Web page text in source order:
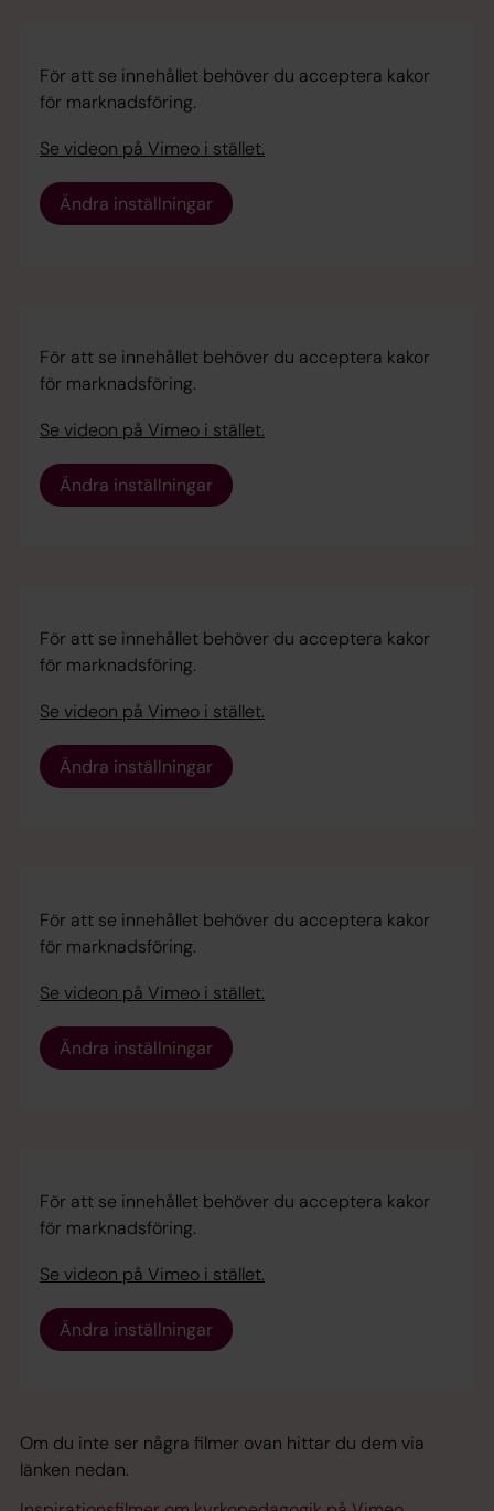
För att se innehållet behöver du acceptera kakor
för marknadsföring.
Se videon på Vimeo i stället.
Ändra inställningar
För att se innehållet behöver du acceptera kakor
för marknadsföring.
Se videon på Vimeo i stället.
Ändra inställningar
För att se innehållet behöver du acceptera kakor
för marknadsföring.
Se videon på Vimeo i stället.
Ändra inställningar
För att se innehållet behöver du acceptera kakor
för marknadsföring.
Se videon på Vimeo i stället.
Ändra inställningar
För att se innehållet behöver du acceptera kakor
för marknadsföring.
Se videon på Vimeo i stället.
Ändra inställningar
Om du inte ser några filmer ovan hittar du dem via
länken nedan.